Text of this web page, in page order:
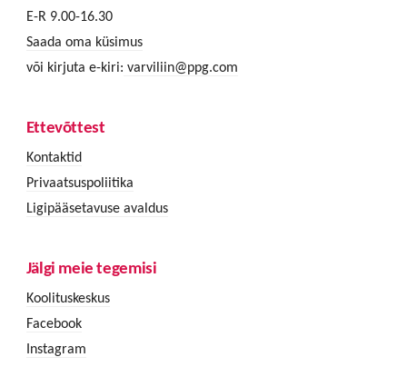
E-R 9.00-16.30
Saada oma küsimus
või kirjuta e-kiri: varviliin@ppg.com
Ettevõttest
Kontaktid
Privaatsuspoliitika
Ligipääsetavuse avaldus
Jälgi meie tegemisi
Koolituskeskus
Facebook
Instagram